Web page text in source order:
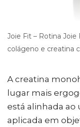
Joie Fit – Rotina
colágeno e creatina
A creatina
lugar mais
está alinhada ao
aplicada em